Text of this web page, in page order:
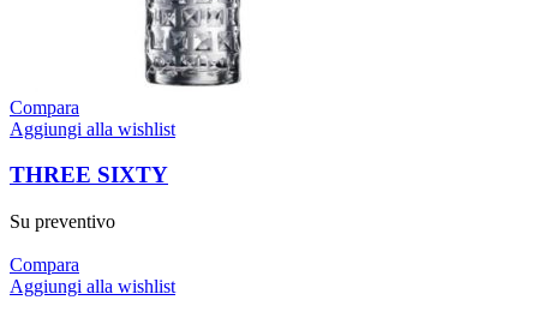
Compara
Aggiungi alla wishlist
THREE SIXTY
Su preventivo
Compara
Aggiungi alla wishlist